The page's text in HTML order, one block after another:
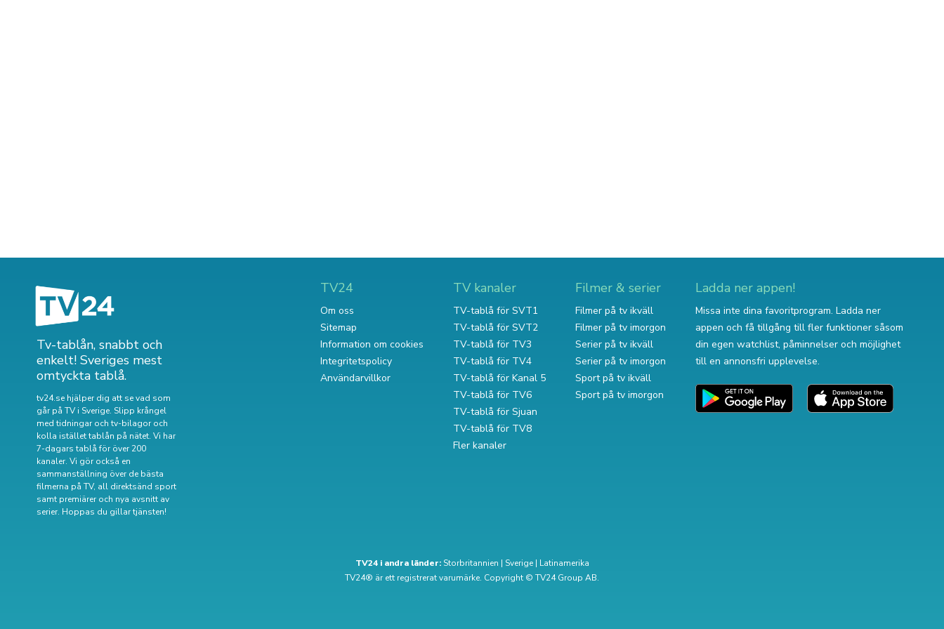
Tv-tablån, snabbt och
enkelt! Sveriges mest
omtyckta tablå.
tv24.se hjälper dig att se vad som
går på TV i Sverige. Slipp krångel
med tidningar och tv-bilagor och
kolla istället tablån på nätet. Vi har
7-dagars tablå för över 200
kanaler. Vi gör också en
sammanställning överde bästa
filmerna på TV, all direktsänd sport
samt premiärer och nya avsnitt av
serier. Hoppas du gillar tjänsten!
TV24
Om oss
Sitemap
Information om cookies
Integritetspolicy
Användarvillkor
TV kanaler
TV-tablå för SVT1
TV-tablå för SVT2
TV-tablå för TV3
TV-tablå för TV4
TV-tablå för Kanal 5
TV-tablå för TV6
TV-tablå för Sjuan
TV-tablå för TV8
Fler kanaler
Filmer & serier
Filmer på tv ikväll
Filmer på tv imorgon
Serier på tv ikväll
Serier på tv imorgon
Sport på tv ikväll
Sport på tv imorgon
Ladda ner appen!
Missa inte dina favoritprogram. Ladda ner
appen och få tillgång till fler funktioner såsom
din egen watchlist, påminnelser och möjlighet
till en annonsfri upplevelse.
TV24 i andra länder: Storbritannien | Sverige| Latinamerika
TV24® är ett registrerat varumärke. Copyright © TV24 Group AB.